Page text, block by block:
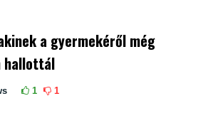
a gyermekéről még
hallottál
1 1